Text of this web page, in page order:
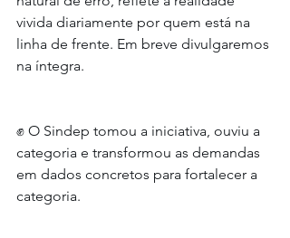
vivida diariamente por quem está na
linha de frente. Em breve divulgaremos
na íntegra.
✊ O Sindep tomou a iniciativa, ouviu a
categoria e transformou as demandas
em dados concretos para fortalecer a
categoria.